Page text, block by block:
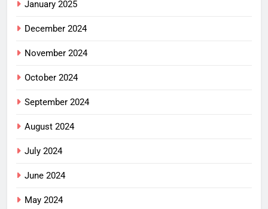
January 2025
December 2024
November 2024
October 2024
September 2024
August 2024
July 2024
June 2024
May 2024